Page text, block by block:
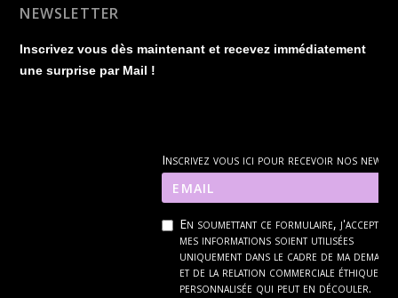
NEWSLETTER
Inscrivez vous dès maintenant et recevez immédiatement
une surprise par Mail !
Inscrivez vous ici pour recevoir nos news
En soumettant ce formulaire, j'accepte
mes informations soient utilisées
uniquement dans le cadre de ma
et de la relation commerciale éthique et
personnalisée qui peut en découler.